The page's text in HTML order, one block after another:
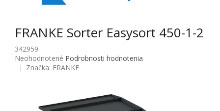
FRANKE Sorter Easysort 450-1-2
342959
Priemerné hodnotenie produktu je 0,0 z 5 hviezdičiek.
Neohodnotené Podrobnosti hodnotenia
Značka: FRANKE